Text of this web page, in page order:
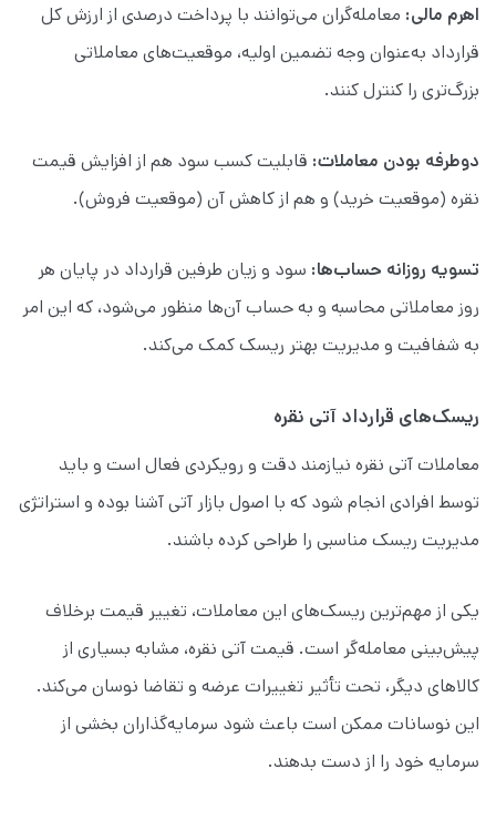
اهرم مالی: معامله‌گران می‌توانند با پرداخت درصدی از ارزش کل
قرارداد به‌عنوان وجه تضمین اولیه، موقعیت‌های معاملاتی
بزرگ‌تری را کنترل کنند.
دوطرفه بودن معاملات: قابلیت کسب سود هم از افزایش قیمت
نقره (موقعیت خرید) و هم از کاهش آن (موقعیت فروش).
تسویه روزانه حساب‌ها: سود و زیان طرفین قرارداد در پایان هر
روز معاملاتی محاسبه و به حساب آن‌ها منظور می‌شود، که این امر
به شفافیت و مدیریت بهتر ریسک کمک می‌کند.
ریسک‌های قرارداد آتی نقره
معاملات آتی نقره نیازمند دقت و رویکردی فعال است و باید
توسط افرادی انجام شود که با اصول بازار آتی آشنا بوده و استراتژی
مدیریت ریسک مناسبی را طراحی کرده باشند.
یکی از مهم‌ترین ریسک‌های این معاملات، تغییر قیمت برخلاف
پیش‌بینی معامله‌گر است. قیمت آتی نقره، مشابه بسیاری از
کالاهای دیگر، تحت تأثیر تغییرات عرضه و تقاضا نوسان می‌کند.
این نوسانات ممکن است باعث شود سرمایه‌گذاران بخشی از
سرمایه خود را از دست بدهند.